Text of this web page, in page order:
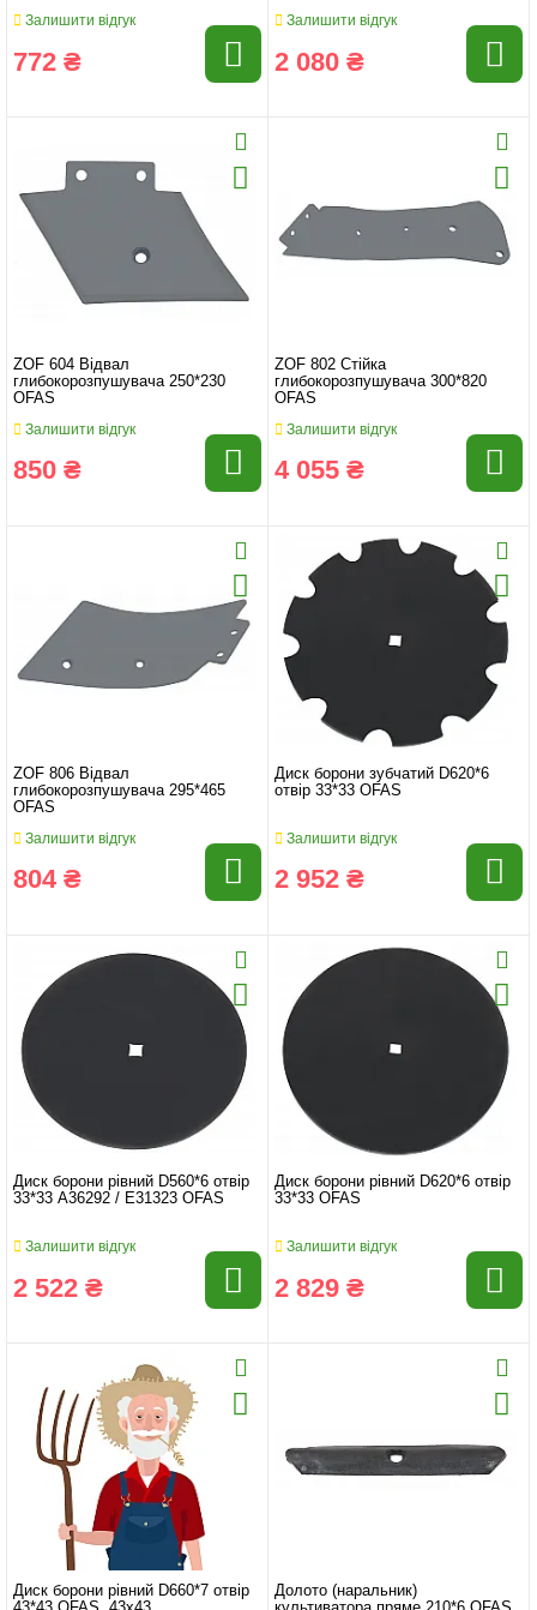
Залишити відгук
772 ₴
Залишити відгук
2 080 ₴
ZOF 604 Відвал
глибокорозпушувача 250*230
OFAS
Залишити відгук
850 ₴
ZOF 802 Стійка
глибокорозпушувача 300*820
OFAS
Залишити відгук
4 055 ₴
ZOF 806 Відвал
глибокорозпушувача 295*465
OFAS
Залишити відгук
804 ₴
Диск борони зубчатий D620*6
отвір 33*33 OFAS
Залишити відгук
2 952 ₴
Диск борони рівний D560*6 отвір
33*33 A36292 / E31323 OFAS
Залишити відгук
2 522 ₴
Диск борони рівний D620*6 отвір
33*33 OFAS
Залишити відгук
2 829 ₴
Диск борони рівний D660*7 отвір
Долото (наральник)